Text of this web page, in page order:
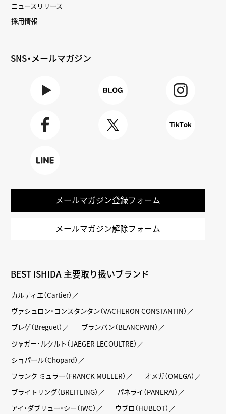
ニュースリリース
採用情報
SNS・メールマガジン
メールマガジン登録フォーム
メールマガジン解除フォーム
BEST ISHIDA 主要取り扱いブランド
カルティエ（Cartier）
ヴァシュロン・コンスタンタン（VACHERON CONSTANTIN）
ブレゲ（Breguet）
ブランパン（BLANCPAIN）
ジャガー・ルクルト（JAEGER LECOULTRE）
ショパール（Chopard）
フランク ミュラー（FRANCK MULLER）
オメガ（OMEGA）
ブライトリング（BREITLING）
パネライ（PANERAI）
アイ・ダブリュー・シー（IWC）
ウブロ（HUBLOT）